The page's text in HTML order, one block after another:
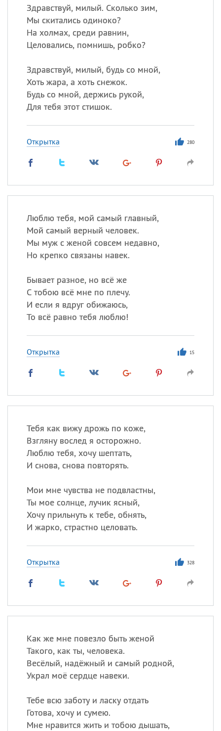
Здравствуй, милый. Сколько зим,
Мы скитались одиноко?
На холмах, среди равнин,
Целовались, помнишь, робко?
Здравствуй, милый, будь со мной,
Хоть жара, а хоть снежок.
Будь со мной, держись рукой,
Для тебя этот стишок.
Открытка 280
Люблю тебя, мой самый главный,
Мой самый верный человек.
Мы муж с женой совсем недавно,
Но крепко связаны навек.
Бывает разное, но всё же
С тобою всё мне по плечу.
И если я вдруг обижаюсь,
То всё равно тебя люблю!
Открытка 15
Тебя как вижу дрожь по коже,
Взгляну вослед я осторожно.
Люблю тебя, хочу шептать,
И снова, снова повторять.
Мои мне чувства не подвластны,
Ты мое солнце, лучик ясный,
Хочу прильнуть к тебе, обнять,
И жарко, страстно целовать.
Открытка 328
Как же мне повезло быть женой
Такого, как ты, человека.
Весёлый, надёжный и самый родной,
Украл моё сердце навеки.
Тебе всю заботу и ласку отдать
Готова, хочу и сумею.
Мне нравится жить и тобою дышать,